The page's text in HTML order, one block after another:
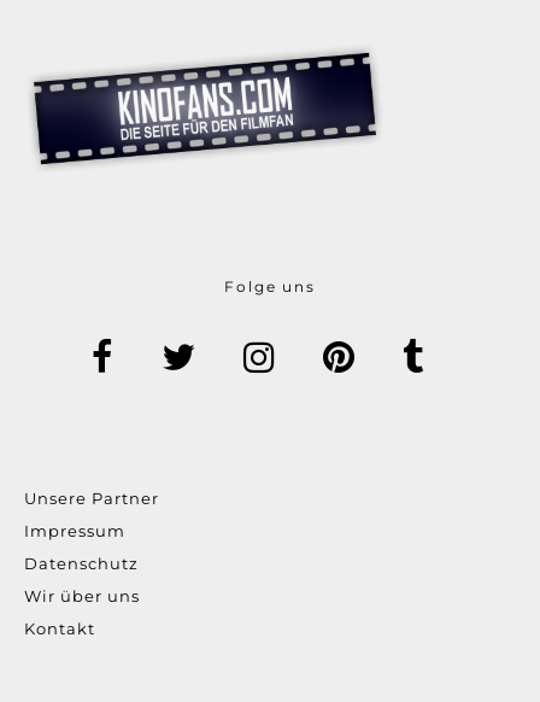
Folge uns
Unsere Partner
Impressum
Datenschutz
Wir über uns
Kontakt